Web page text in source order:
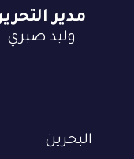
البحرين
مدير
وليد صبري